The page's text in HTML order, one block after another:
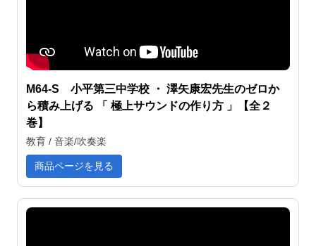
M64-S 小平第三中学校 ・ 澤矢康宏先生のゼロか
ら積み上げる 「 極上サウンドの作り方 」【全２
巻】
教育 / 音楽/吹奏楽
商品ページを見る